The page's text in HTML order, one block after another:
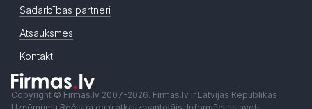
Sadarbības partneri
Atsauksmes
Kontakti
Copyright © Firmas.lv 2007-2026. Firmas.lv ir Latvijas Republikas